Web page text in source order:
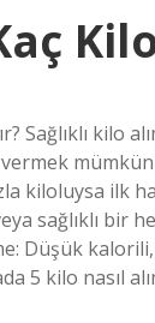
Sağlıklı kilo
kiloluysa ilk
sağlıklı bir
Düşük
5 kilo nasıl